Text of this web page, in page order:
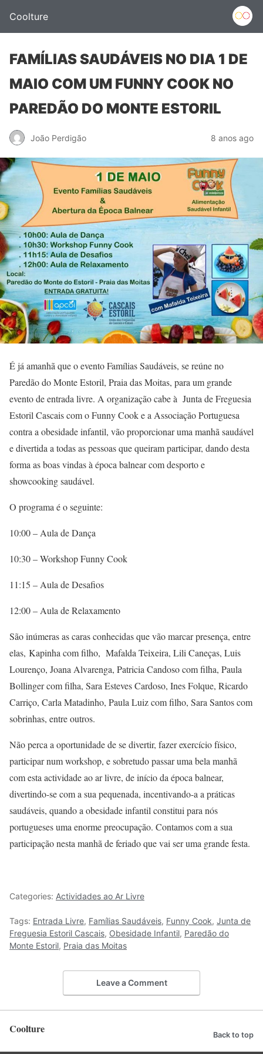
Coolture
FAMÍLIAS SAUDÁVEIS NO DIA 1 DE
MAIO COM UM FUNNY COOK NO
PAREDÃO DO MONTE ESTORIL
João Perdigão 8 anos ago
É já amanhã que o evento Famílias Saudáveis, se reúne no
Paredão do Monte Estoril, Praia das Moitas, para um grande
evento de entrada livre. A organização cabe à Junta de Freguesia
Estoril Cascais com o Funny Cook e a Associação Portuguesa
contra a obesidade infantil, vão proporcionar uma manhã saudável
e divertida a todas as pessoas que queiram participar, dando desta
forma as boas vindas à época balnear com desporto e
showcooking saudável.
O programa é o seguinte:
10:00 – Aula de Dança
10:30 – Workshop Funny Cook
11:15 – Aula de Desafios
12:00 – Aula de Relaxamento
São inúmeras as caras conhecidas que vão marcar presença, entre
elas, Kapinha com filho, Mafalda Teixeira, Lili Caneças, Luis
Lourenço, Joana Alvarenga, Patricia Candoso com filha, Paula
Bollinger com filha, Sara Esteves Cardoso, Ines Folque, Ricardo
Carriço, Carla Matadinho, Paula Luiz com filho, Sara Santos com
sobrinhas, entre outros.
Não perca a oportunidade de se divertir, fazer exercício físico,
participar num workshop, e sobretudo passar uma bela manhã
com esta actividade ao ar livre, de início da época balnear,
divertindo-se com a sua pequenada, incentivando-a a práticas
saudáveis, quando a obesidade infantil constitui para nós
portugueses uma enorme preocupação. Contamos com a sua
participação nesta manhã de feriado que vai ser uma grande festa.
Categories: Actividades ao Ar Livre
Tags: Entrada Livre, Famílias Saudáveis, Funny Cook, Junta de
Freguesia Estoril Cascais, Obesidade Infantil, Paredão do
Monte Estoril, Praia das Moitas
Leave a Comment
Coolture Back to top